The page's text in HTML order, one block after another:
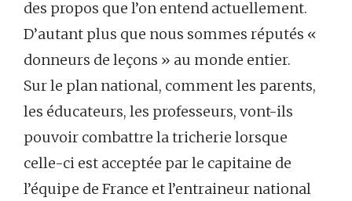
des propos que l’on entend actuellement.
D’autant plus que nous sommes réputés «
donneurs de leçons » au monde entier.
Sur le plan national, comment les parents,
les éducateurs, les professeurs, vont-ils
pouvoir combattre la tricherie lorsque
celle-ci est acceptée par le capitaine de
l’équipe de France et l’entraineur national